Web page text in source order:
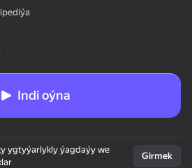
Indi oýna
ygtyýarlykly ýagdaýy we
Girmek